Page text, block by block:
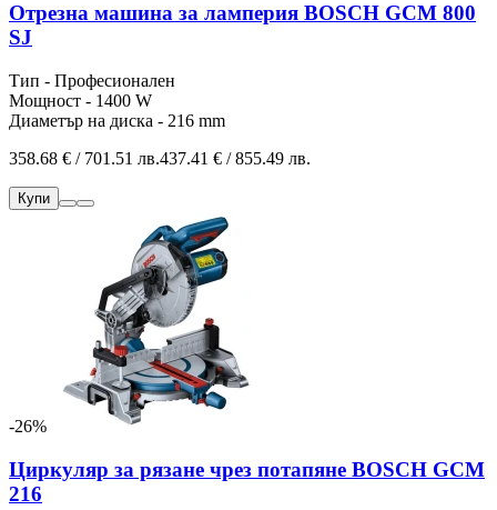
Отрезна машина за ламперия BOSCH GCM 800
SJ
Тип - Професионален
Мощност - 1400 W
Диаметър на диска - 216 mm
358.68 € / 701.51 лв.437.41 € / 855.49 лв.
Купи
-26%
Циркуляр за рязане чрез потапяне BOSCH GCM
216